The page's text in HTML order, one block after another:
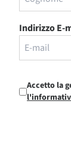
Indirizzo E-
Accetto la